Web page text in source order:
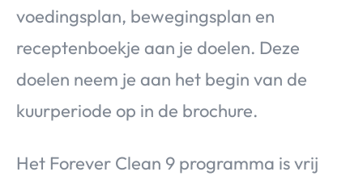
voedingsplan, bewegingsplan en
receptenboekje aan je doelen. Deze
doelen neem je aan het begin van de
kuurperiode op in de brochure.
Het Forever Clean 9 programma is vrij